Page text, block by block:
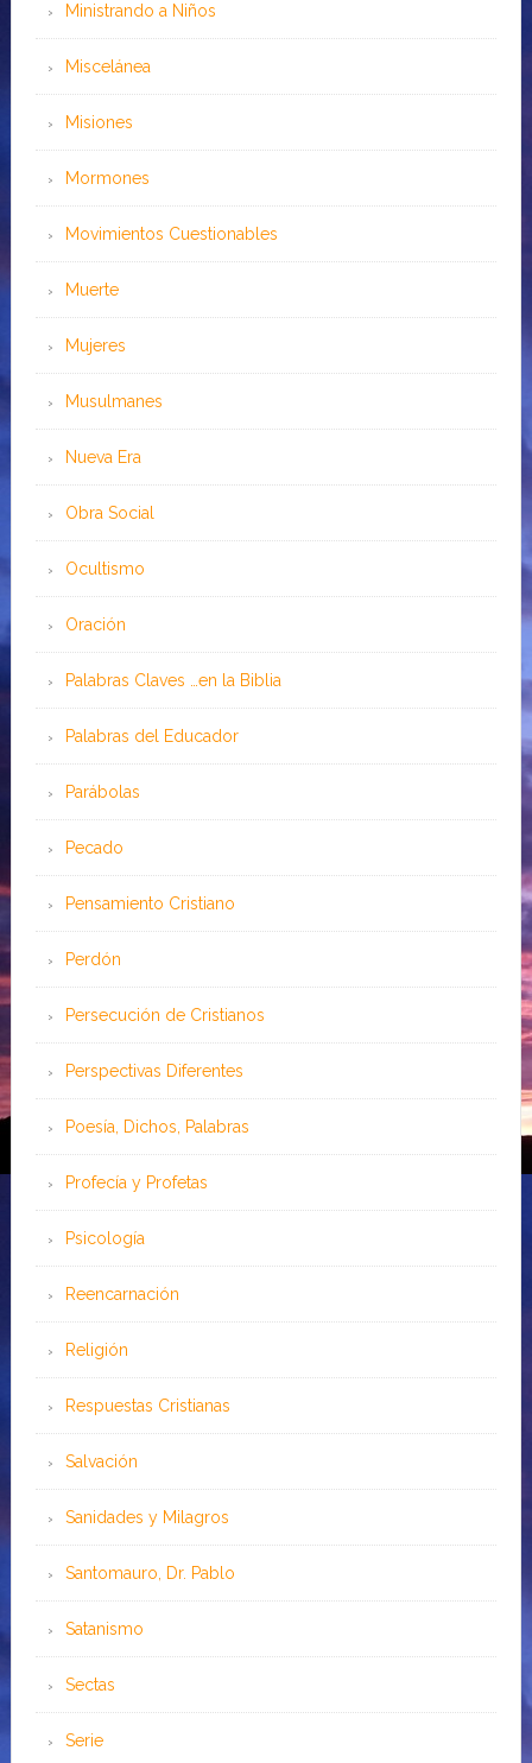
Ministrando a Niños
Miscelánea
Misiones
Mormones
Movimientos Cuestionables
Muerte
Mujeres
Musulmanes
Nueva Era
Obra Social
Ocultismo
Oración
Palabras Claves …en la Biblia
Palabras del Educador
Parábolas
Pecado
Pensamiento Cristiano
Perdón
Persecución de Cristianos
Perspectivas Diferentes
Poesía, Dichos, Palabras
Profecía y Profetas
Psicología
Reencarnación
Religión
Respuestas Cristianas
Salvación
Sanidades y Milagros
Santomauro, Dr. Pablo
Satanismo
Sectas
Serie